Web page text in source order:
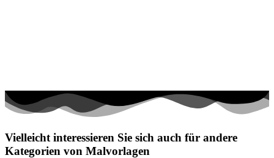
Vielleicht interessieren Sie sich auch für andere
Kategorien von Malvorlagen